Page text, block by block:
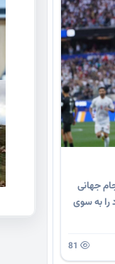
جهانی
را به سوی
81